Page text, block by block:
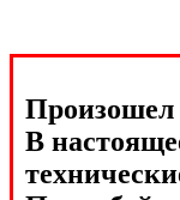
Произошел
В